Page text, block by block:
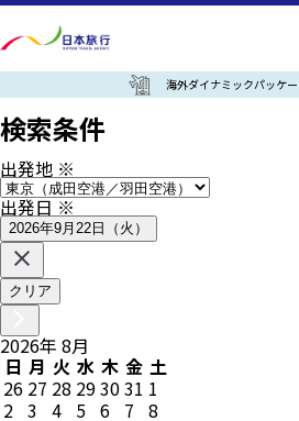
海外ダイナミックパッケ
検索条件
出発地 ※
出発日※
2026年9月22日（火）
クリア
2026年 8月
日 月 火 水 木 金 土
26 27 28 293031 1
2 3 4 5 6 7 8